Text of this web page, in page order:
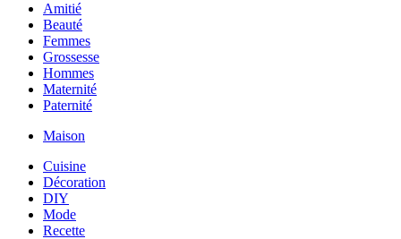
Amitié
Beauté
Femmes
Grossesse
Hommes
Maternité
Paternité
Maison
Cuisine
Décoration
DIY
Mode
Recette